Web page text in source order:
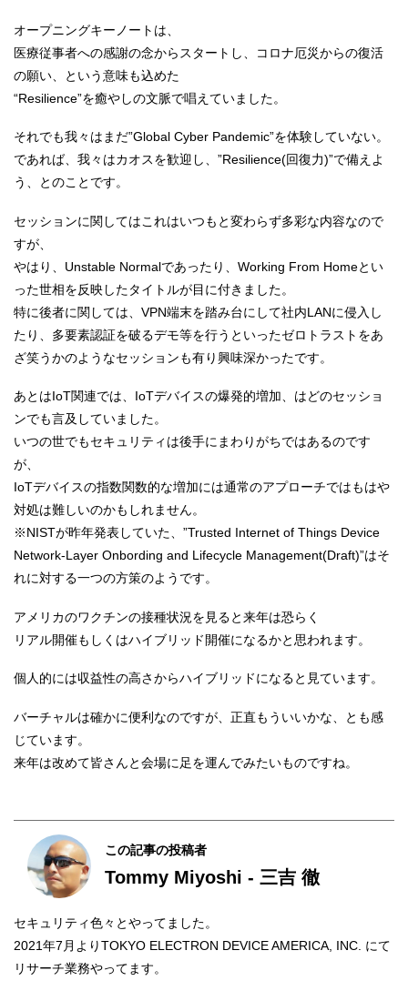
オープニングキーノートは、
医療従事者への感謝の念からスタートし、コロナ厄災からの復活
の願い、という意味も込めた
“Resilience”を癒やしの文脈で唱えていました。
それでも我々はまだ”Global Cyber Pandemic”を体験していない。
であれば、我々はカオスを歓迎し、”Resilience(回復力)”で備えよ
う、とのことです。
セッションに関してはこれはいつもと変わらず多彩な内容なので
すが、
やはり、Unstable Normalであったり、Working From Homeとい
った世相を反映したタイトルが目に付きました。
特に後者に関しては、VPN端末を踏み台にして社内LANに侵入し
たり、多要素認証を破るデモ等を行うといったゼロトラストをあ
ざ笑うかのようなセッションも有り興味深かったです。
あとはIoT関連では、IoTデバイスの爆発的増加、はどのセッショ
ンでも言及していました。
いつの世でもセキュリティは後手にまわりがちではあるのです
が、
IoTデバイスの指数関数的な増加には通常のアプローチではもはや
対処は難しいのかもしれません。
※NISTが昨年発表していた、”Trusted Internet of Things Device
Network-Layer Onbording and Lifecycle Management(Draft)”はそ
れに対する一つの方策のようです。
アメリカのワクチンの接種状況を見ると来年は恐らく
リアル開催もしくはハイブリッド開催になるかと思われます。
個人的には収益性の高さからハイブリッドになると見ています。
バーチャルは確かに便利なのですが、正直もういいかな、とも感
じています。
来年は改めて皆さんと会場に足を運んでみたいものですね。
この記事の投稿者
Tommy Miyoshi - 三吉 徹
セキュリティ色々とやってました。
2021年7月よりTOKYO ELECTRON DEVICE AMERICA, INC. にて
リサーチ業務やってます。